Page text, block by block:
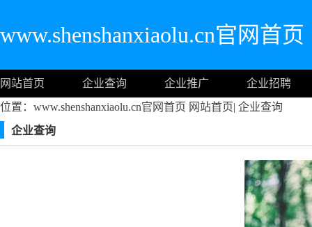
www.shenshanxiaolu.cn官网首页
网站首页 企业查询 企业推广
企业招聘
位置：www.shenshanxiaolu.cn官网首页 网站首页| 企业查询
企业查询